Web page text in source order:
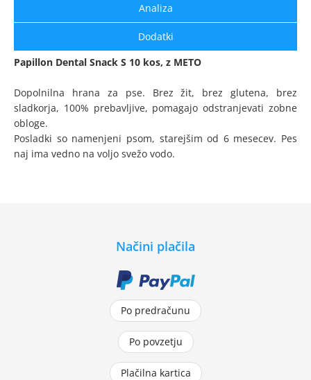
Analiza
Dodatki
Papillon Dental Snack S 10 kos, z METO
Dopolnilna hrana za pse. Brez žit, brez glutena, brez
sladkorja, 100% prebavljive, pomagajo odstranjevati zobne
obloge.
Posladki so namenjeni psom, starejšim od 6 mesecev. Pes
naj ima vedno na voljo svežo vodo.
Načini plačila
Po predračunu
Po povzetju
Plačilna kartica